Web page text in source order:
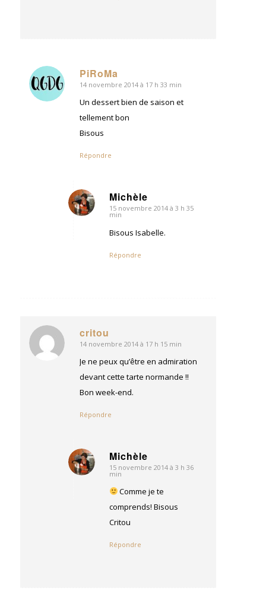
PiRoMa
dit
:
14 novembre 2014 à 17 h 33 min
Un dessert bien de saison et
tellement bon
Bisous
Répondre
Michèle
dit
15 novembre 2014 à 3 h 35
min
Bisous Isabelle.
Répondre
critou
dit
:
14 novembre 2014 à 17 h 15 min
Je ne peux qu’être en admiration
devant cette tarte normande !!
Bon week-end.
Répondre
Michèle
dit
15 novembre 2014 à 3 h 36
min
Comme je te
comprends! Bisous
Critou
Répondre